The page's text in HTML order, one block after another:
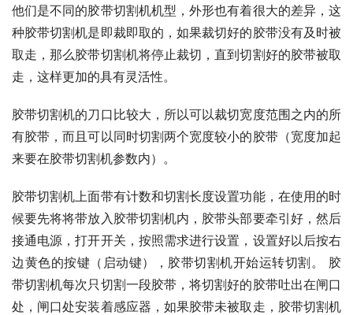
他们是不同的胶带切割机机型，外形也有着很大的差异，这
种胶带切割机是即裁即取的，如果裁切好的胶带没有及时被
取走，那么胶带切割机将停止裁切，直到切割好的胶带被取
走，这样更加的具有灵活性。
胶带切割机的刀口比较大，所以可以裁切宽度范围之内的所
有胶带，而且可以同时切割两个宽度较小的胶带（宽度加起
来要在胶带切割机参数内）。
胶带切割机上面带有计数和切割长度设置功能，在使用的时
候要先将将带放入胶带切割机内，胶带头部要牵引好，然后
接通电源，打开开关，按照需求进行设置，设置好以后按右
边黄色的按键（启动键），胶带切割机开始运转切割。 胶
带切割机每次只切割一段胶带，将切割好的胶带吐出在闸口
处，闸口处安装着感应器，如果胶带未被取走，胶带切割机